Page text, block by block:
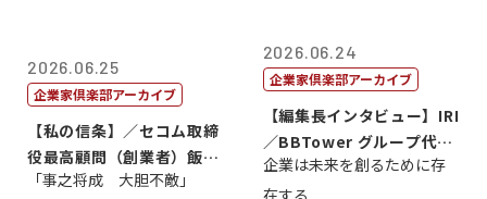
2026.06.25
企業家倶楽部アーカイブ
【私の信条】／セコム取締
役最高顧問（創業者）飯田
亮
「事之将成 大胆不敵」
2026.06.24
企業家倶楽部アーカイブ
【編集長インタビュー】IRI
／BBTower グループ代表
藤...
企業は未来を創るために存
在する